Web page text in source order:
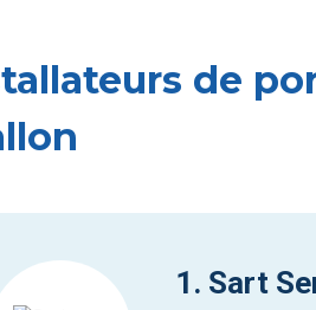
de
1. Sart